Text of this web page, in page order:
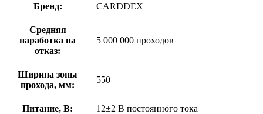
Бренд: CARDDEX
Средняя
наработка на
отказ:
5 000 000 проходов
Ширина зоны
прохода, мм:
550
Питание, В: 12±2 B постоянного тока